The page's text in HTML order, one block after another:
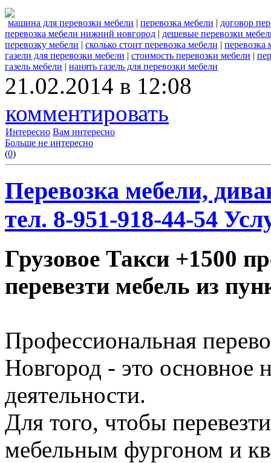
машина для перевозки мебели | перевозка мебели | договор
перевозка мебели нижний новгород | дешевые перевозки
перевозку мебели | сколько стоит перевозка мебели | перевозка
газели для перевозки мебели | стоимость перевозки мебели |
газель мебели | нанять газель для перевозки мебели
21.02.2014 в 12:08
комментировать
Интересно Вам интересно
Больше не интересно
(0)
Перевозка мебели,
тел. 8-951-918-44-54
Грузовое Такси +1500
перевезти мебель из
Профессиональная
Новгород - это основное
деятельности.
Для того, чтобы
мебельным фургоном и